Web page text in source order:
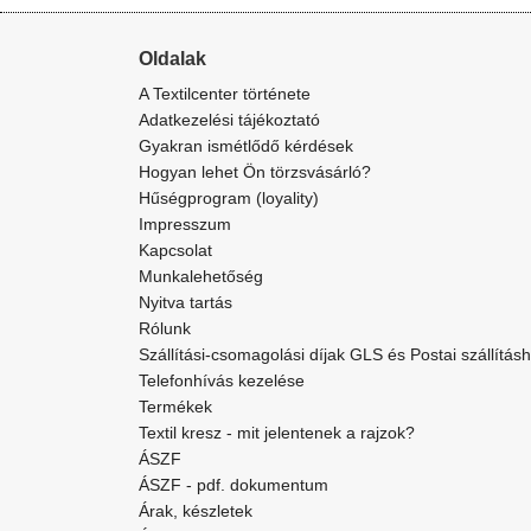
Oldalak
A Textilcenter története
Adatkezelési tájékoztató
Gyakran ismétlődő kérdések
Hogyan lehet Ön törzsvásárló?
Hűségprogram (loyality)
Impresszum
Kapcsolat
Munkalehetőség
Nyitva tartás
Rólunk
Szállítási-csomagolási díjak GLS és Postai
Telefonhívás kezelése
Termékek
Textil kresz - mit jelentenek a rajzok?
ÁSZF
ÁSZF - pdf. dokumentum
Árak, készletek